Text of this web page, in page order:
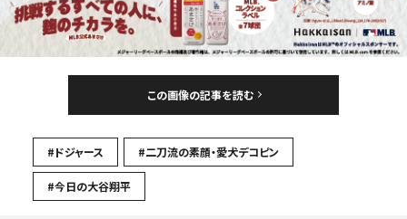
この画像の記事を読む
#ドジャース #二刀流の素顔・愛犬デコピン
#今日の大谷翔平